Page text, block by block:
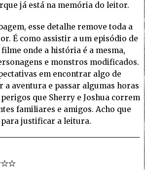
já está na memória do leitor.
esse detalhe remove toda a
É como assistir a um episódio de
onde a história é a mesma,
e monstros modificados.
em encontrar algo de
aventura e passar algumas horas
que Sherry e Joshua correm
familiares e amigos. Acho que
justificar a leitura.